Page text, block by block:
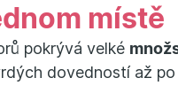
místě
pokrývá velké
dovedností až po